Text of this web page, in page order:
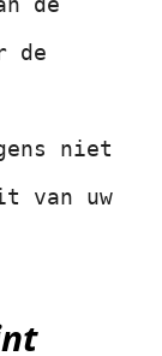
de
niet
van uw